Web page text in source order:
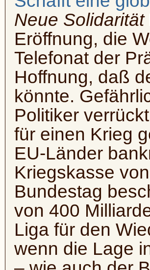
Neue Solidarität
Eröffnung, die
Telefonat der
Hoffnung, daß
könnte.
Politiker
für einen Krieg
EU-Länder
Kriegskasse
Bundestag
von 400
Liga für den
wenn die Lage